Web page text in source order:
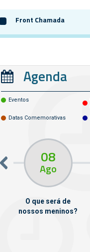
Front Chamada
Agenda
Eventos
Datas Comemorativas
08
Ago
O que será de
nossos meninos?